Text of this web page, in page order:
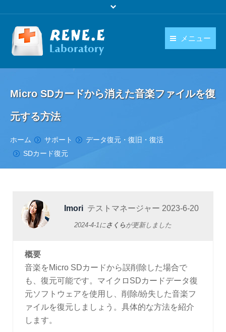
メニュー
ダウンロード
操作ガイド
日本語
language
Micro SDカードから消えた音楽ファイルを復
元する方法
You are here:
ホーム サポート
データ復元・復旧・復活
SDカード復元
Imori テストマネージャー 2023-6-20
2024-4-1にさくら が更新しました
概要
音楽をMicro SDカードから誤削除した場合で
も、復元可能です。マイクロSDカードデータ復
元ソフトウェアを使用し、削除/紛失した音楽フ
ァイルを復元しましょう。具体的な方法を紹介
します。